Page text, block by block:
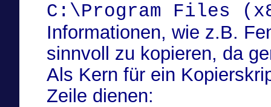
C:\Program Files
Informationen, wie z.B.
sinnvoll zu kopieren, da
Als Kern für ein
Zeile dienen: